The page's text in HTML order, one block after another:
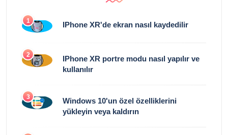
1 IPhone XR'de ekran nasıl kaydedilir
2
IPhone XR portre modu nasıl yapılır ve
kullanılır
3
Windows 10'un özel özelliklerini
yükleyin veya kaldırın